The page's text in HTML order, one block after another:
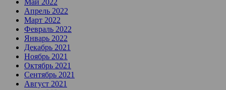
Май 2022
Апрель 2022
Март 2022
Февраль 2022
Январь 2022
Декабрь 2021
Ноябрь 2021
Октябрь 2021
Сентябрь 2021
Август 2021